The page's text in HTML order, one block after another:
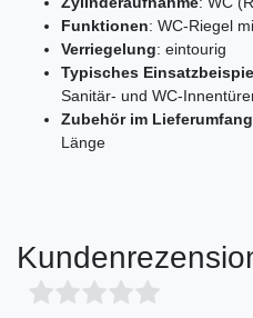
Funktionen: WC-Riegel
Verriegelung: eintourig
Typisches
Sanitär- und WC-
Zubehör im Lieferumfang
Länge